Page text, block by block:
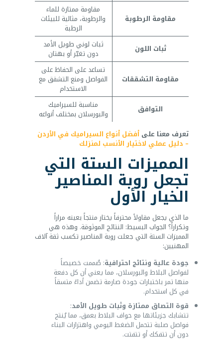
مقاومة الرطوبة
مقاومة ممتازة للماء
والرطوبة، مثالية للبيئات
الرطبة
ثبات اللون
ثبات لوني طويل الأمد
دون تغيّر أو بهتان
مقاومة التشققات
تساعد على الحفاظ على
الفواصل ومنع التشقق مع
الاستخدام
التوافق
مناسبة للسيراميك
والبورسلان بمختلف أنواعه
تعرف معنا على أفضل أنواع السيراميك في الأردن
– دليل عملي لاختيار الأنسب لمنزلك
المميزات الستة التي
تجعل روبة المناصير
الخيار الأول
ما الذي يجعل مقاولاً محترفاً يختار منتجاً بعينه مراراً
وتكراراً؟ الجواب البسيط: النتائج الموثوقة. وهذه هي
المميزات الستة التي جعلت روبة المناصير تكسب ثقة آلاف
المهنيين:
جودة عالية ونتائج احترافية: صُممت خصيصاً
لفواصل البلاط والبورسلان، مما يعني أن كل دفعة
منها تمر باختبارات جودة صارمة تضمن أداءً متسقاً
في كل استخدام.
قوة التصاق ممتازة وثبات طويل الأمد:
تتشابك جزيئاتها مع حواف البلاط بعمق، مما يُنتج
فواصل صلبة تتحمل الضغط اليومي واهتزازات البناء
دون أن تتفكك أو تتفتت.